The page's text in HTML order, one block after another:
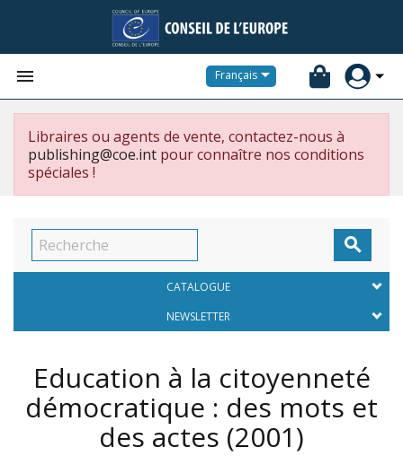
 Français
Libraires ou agents de vente, contactez-nous à
publishing@coe.int pour connaître nos conditions
spéciales !

CATALOGUE
NEWSLETTER
Education à la citoyenneté
démocratique : des mots et
des actes (2001)